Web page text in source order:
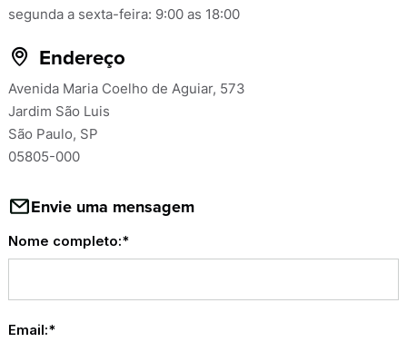
Envie uma mensagem
Nome completo:*
Email:*
segunda a sexta-feira: 9:00 as 18:00
Endereço
Avenida Maria Coelho de Aguiar, 573
Jardim São Luis
São Paulo, SP
05805-000